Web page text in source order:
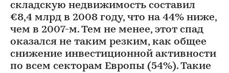
складскую недвижимость составил
€8,4 млрд в 2008 году, что на 44% ниже,
чем в 2007-м. Тем не менее, этот спад
оказался не таким резким, как общее
снижение инвестиционной активности
по всем секторам Европы (54%). Такие